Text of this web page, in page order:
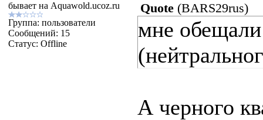
бывает на Aquawold.ucoz.ru
Группа: пользователи
Сообщений: 15
Статус: Offline
Quote(BARS29rus)
мне
А черного